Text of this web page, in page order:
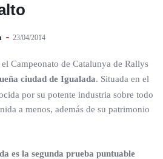
23/04/2014
Campeonato de Catalunya de Rallys
ciudad de Igualada. Situada en el
por su potente industria sobre todo
a menos, además de su patrimonio
es la segunda prueba puntuable